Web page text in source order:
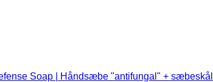
Soap | Håndsæbe "antifungal" + sæbeskål